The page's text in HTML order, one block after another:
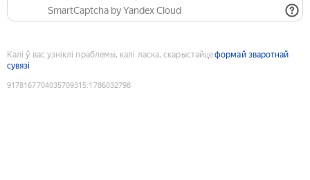
SmartCaptcha by Yandex Cloud
Калі ў вас узніклі праблемы, калі ласка, скарыстайцеформай зваротнай
сувязі
9178167704035709315:1786032798